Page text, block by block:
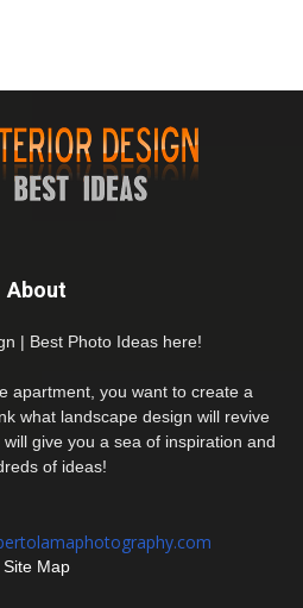
About
| Best Photo Ideas here!
apartment, you want to create a
what landscape design will revive
give you a sea of inspiration and
of ideas!
Site Map